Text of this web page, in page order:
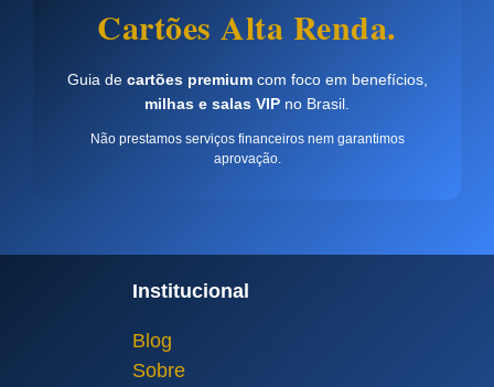
Cartões Alta Renda.
Guia de cartões premiumcom foco em benefícios,
milhas e salas VIP no Brasil.
Não prestamos serviços financeiros nem garantimos
aprovação.
Institucional
Blog
Sobre